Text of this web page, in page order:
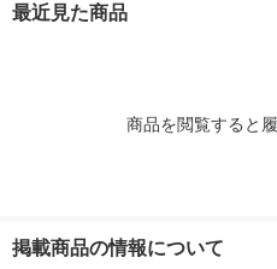
最近見た商品
商品を閲覧すると
掲載商品の情報について